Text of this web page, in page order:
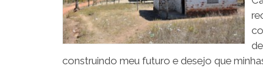
construindo meu futuro e desejo que